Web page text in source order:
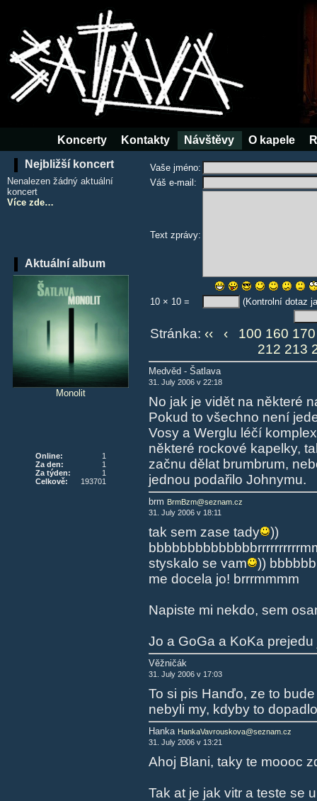
Koncerty Kontakty Návštěvy O kapele
Nejbližší koncert
Nenalezen žádný aktuální
koncert
Více zde…
Aktuální album
Monolit
Online:
1
Za den:
1
Za týden:
1
Celkově:
193701
Vaše jméno:
Váš e-mail:
Text zprávy:
10 × 10 = (Kontrolní dotaz
Stránka: ‹‹ ‹ 100 160 170
212 213
Medvěd - Šatlava
31. July 2006 v 22:18
No jak je vidět na některé
Pokud to všechno není
Vosy a Werglu léčí
některé rockové kapelky,
začnu dělat brumbrum,
jednou podařilo Johnymu.
brm BrmBzm@seznam.cz
31. July 2006 v 18:11
tak sem zase tady
))
styskalo se vam
))
me docela jo! brrrmmmm
Napiste mi nekdo, sem
Jo a GoGa a KoKa
Věžničák
31. July 2006 v 17:03
To si pis Hanďo, ze to
nebyli my, kdyby to
Hanka HankaVavrouskova@seznam.cz
31. July 2006 v 13:21
Ahoj Blani, taky te moooc
Tak at je jak vitr a teste se